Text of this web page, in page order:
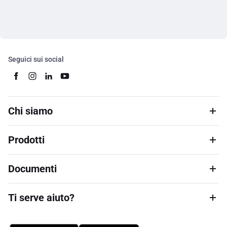
Seguici sui social
Chi siamo
Prodotti
Documenti
Ti serve aiuto?